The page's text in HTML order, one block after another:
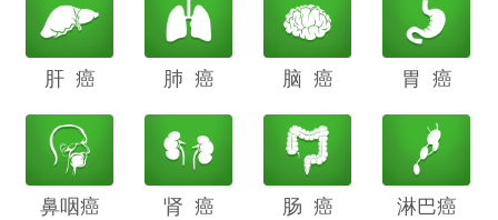
肝 癌 阴道癌肺 癌 甲状腺癌
脑 癌 前列腺癌
胃 癌
鼻咽癌 胆管癌肾 癌
子宫内膜
肠 癌 膀胱癌
淋巴癌